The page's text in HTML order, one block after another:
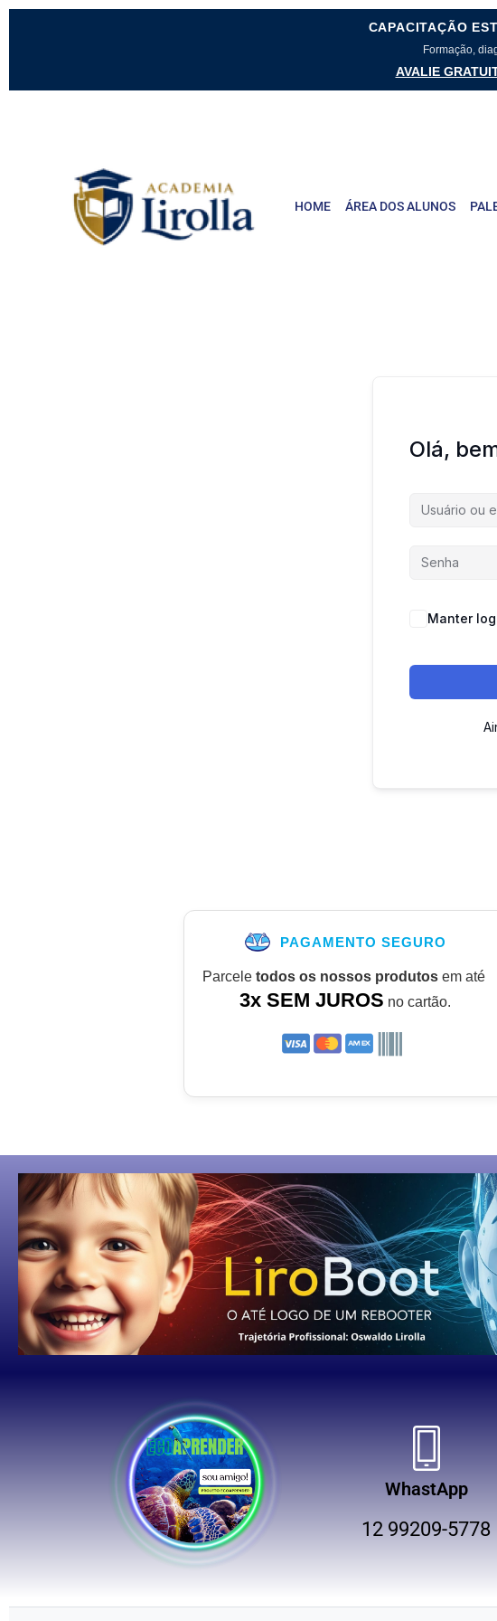
CAPACITAÇÃO
Formação,
AVALIE
HOME ÁREA DOS ALUNOS
Olá,
Manter
PAGAMENTO SEGURO
Parcele todos os nossos produtosem até
3x SEM JUROS no cartão.
WhastApp
12 99209-5778